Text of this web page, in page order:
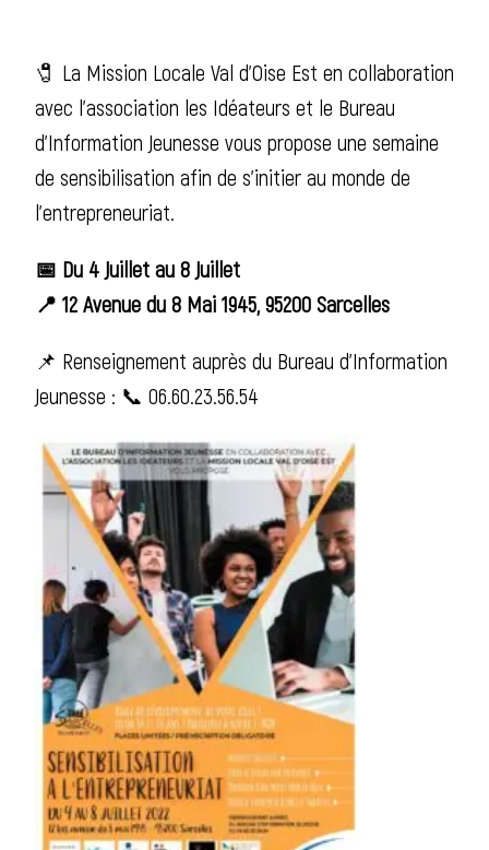
🧷 La Mission Locale Val d’Oise Est en collaboration
avec l’association les Idéateurs et le Bureau
d’Information Jeunesse vous propose une semaine
de sensibilisation afin de s’initier au monde de
l’entrepreneuriat.
📅 Du 4 Juillet au 8 Juillet
📍 12 Avenue du 8 Mai 1945, 95200 Sarcelles
📌 Renseignement auprès du Bureau d’Information
Jeunesse : 📞 06.60.23.56.54